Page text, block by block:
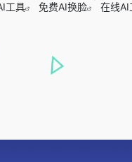
工具 免费AI换脸 在线AI